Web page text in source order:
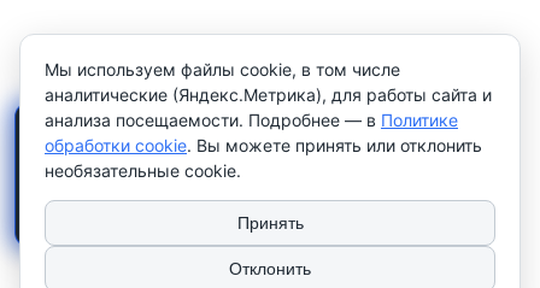
Мы используем файлы cookie, в том числе
аналитические (Яндекс.Метрика), для работы сайта и
анализа посещаемости. Подробнее — в Политике
обработки cookie. Вы можете принять или отклонить
необязательные cookie.
Принять
Отклонить
×
Работаем только с
юридическими лицами и
индивидуальными
предпринимателями. Цены